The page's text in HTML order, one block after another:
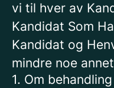
vi til hver av
Kandidat Som
Kandidat og
mindre noe
1. Om